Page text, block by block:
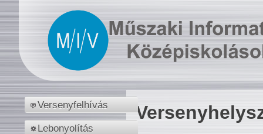
Versenyfelhívás
Lebonyolítás